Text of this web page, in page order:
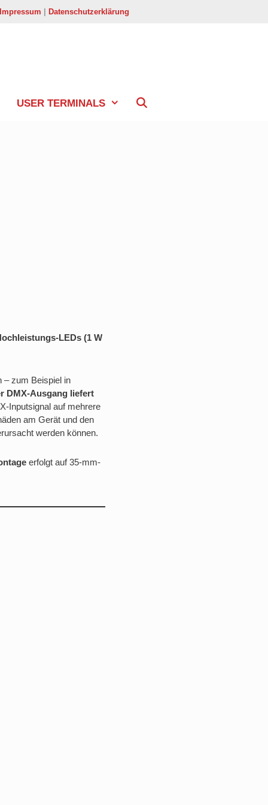
Impressum Datenschutzerklärung
USER TERMINALS
LEDs (1 W
– zum Beispiel in
DMX-Ausgang liefert
Inputsignal auf mehrere
am Gerät und den
werden können.
erfolgt auf 35-mm-